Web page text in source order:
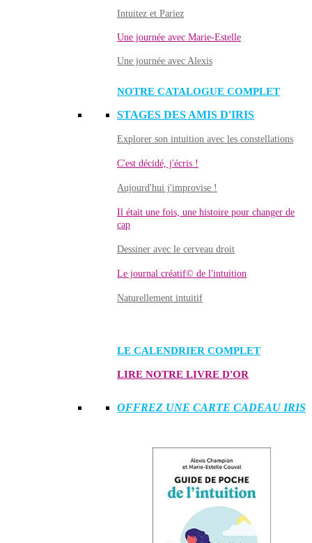
Intuitez et Pariez
Une journée avec Marie-Estelle
Une journée avec Alexis
NOTRE CATALOGUE COMPLET
STAGES DES AMIS D'IRIS
Explorer son intuition avec les constellations
C'est décidé, j'écris !
Aujourd'hui j'improvise !
Il était une fois, une histoire pour changer de
cap
Dessiner avec le cerveau droit
Le journal créatif© de l'intuition
Naturellement intuitif
LE CALENDRIER COMPLET
LIRE NOTRE LIVRE D'OR
OFFREZ UNE CARTE CADEAU IRIS